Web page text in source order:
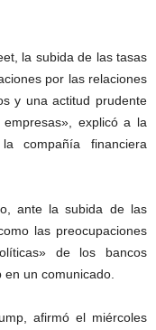
la subida de las tasas
por las relaciones
y una actitud prudente
explicó a la
compañía financiera
ante la subida de las
las preocupaciones
de los bancos
un comunicado.
afirmó el miércoles